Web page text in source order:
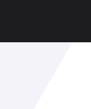
να είναι